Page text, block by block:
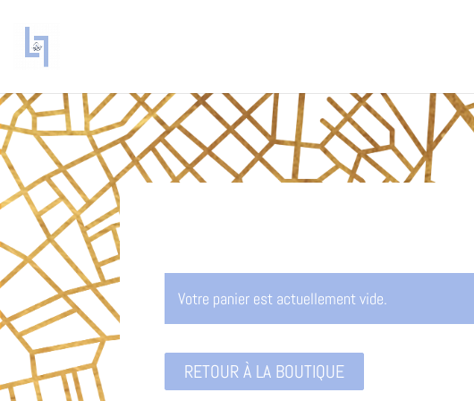
Votre panier est actuellement vide.
RETOUR À LA BOUTIQUE